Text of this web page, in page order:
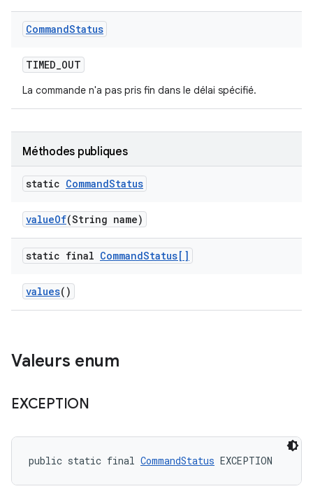
CommandStatus
TIMED_OUT
La commande n'a pas pris fin dans le délai spécifié.
Méthodes publiques
static CommandStatus
valueOf(String name)
static final CommandStatus[]
values()
Valeurs enum
EXCEPTION
public static final CommandStatus EXCEPTION